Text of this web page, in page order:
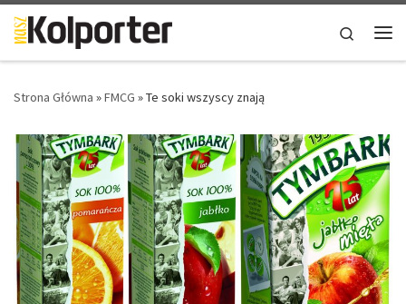
Skip to content
Search
Strona Główna »FMCG »Te soki wszyscy znają